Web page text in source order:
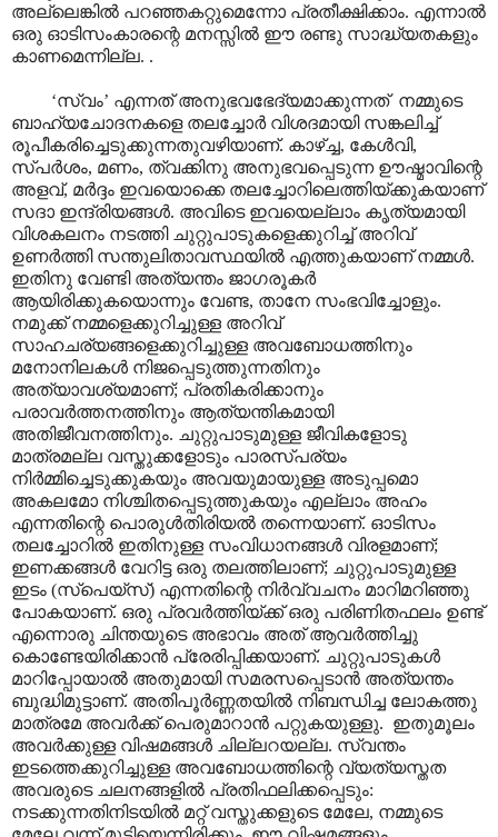
അല്ലെങ്കിൽ പറഞ്ഞകറ്റുമെന്നോ പ്രതീക്ഷിക്കാം. എന്നാൽ
ഒരു ഓടിസംകാരന്റെ മനസ്സിൽ ഈ രണ്ടു സാദ്ധ്യതകളും
കാണമെന്നില്ല. .
‘സ്വം’ എന്നത് അനുഭവഭേദ്യമാക്കുന്നത് നമ്മുടെ
ബാഹ്യചോദനകളെ തലച്ചോർ വിശദമായി സങ്കലിച്ച്
രൂപീകരിച്ചെടുക്കുന്നതുവഴിയാണ്. കാഴ്ച്ച, കേൾവി,
സ്പർശം, മണം, ത്വക്കിനു അനുഭവപ്പെടുന്ന ഊഷ്മാവിന്റെ
അളവ്, മർദ്ദം ഇവയൊക്കെ തലച്ചോറിലെത്തിയ്ക്കുകയാണ്
സദാ ഇന്ദ്രിയങ്ങൾ. അവിടെ ഇവയെല്ലാം കൃത്യമായി
വിശകലനം നടത്തി ചുറ്റുപാടുകളെക്കുറിച്ച് അറിവ്
ഉണർത്തി സന്തുലിതാവസ്ഥയിൽ എത്തുകയാണ് നമ്മൾ.
ഇതിനു വേണ്ടി അത്യന്തം ജാഗരൂകർ
ആയിരിക്കുകയൊന്നും വേണ്ട, താനേ സംഭവിച്ചോളും.
നമുക്ക് നമ്മളെക്കുറിച്ചുള്ള അറിവ്
സാഹചര്യങ്ങളെക്കുറിച്ചുള്ള അവബോധത്തിനും
മനോനിലകൾ നിജപ്പെടുത്തുന്നതിനും
അത്യാവശ്യമാണ്; പ്രതികരിക്കാനും
പരാവർത്തനത്തിനും ആത്യന്തികമായി
അതിജീവനത്തിനും. ചുറ്റുപാടുമുള്ള ജീവികളോടു
മാത്രമല്ല വസ്തുക്കളോടും പാരസ്പര്യം
നിർമ്മിച്ചെടുക്കുകയും അവയുമായുള്ള അടുപ്പമൊ
അകലമോ നിശ്ചിതപ്പെടുത്തുകയും എല്ലാം അഹം
എന്നതിന്റെ പൊരുൾതിരിയൽ തന്നെയാണ്. ഓടിസം
തലച്ചോറിൽ ഇതിനുള്ള സംവിധാനങ്ങൾ വിരളമാണ്;
ഇണക്കങ്ങൾ വേറിട്ട ഒരു തലത്തിലാണ്; ചുറ്റുപാടുമുള്ള
ഇടം (സ്പെയ്സ്) എന്നതിന്റെ നിർവ്വചനം മാറിമറിഞ്ഞു
പോകയാണ്. ഒരു പ്രവർത്തിയ്ക്ക് ഒരു പരിണിതഫലം ഉണ്ട്
എന്നൊരു ചിന്തയുടെ അഭാവം അത് ആവർത്തിച്ചു
കൊണ്ടേയിരിക്കാൻ പ്രേരിപ്പിക്കയാണ്. ചുറ്റുപാടുകൾ
മാറിപ്പോയാൽ അതുമായി സമരസപ്പെടാൻ അത്യന്തം
ബുദ്ധിമുട്ടാണ്. അതിപൂർണ്ണതയിൽ നിബന്ധിച്ച ലോകത്തു
മാത്രമേ അവർക്ക് പെരുമാറാൻ പറ്റുകയുള്ളു. ഇതുമൂലം
അവർക്കുള്ള വിഷമങ്ങൾ ചില്ലറയല്ല. സ്വന്തം
ഇടത്തെക്കുറിച്ചുള്ള അവബോധത്തിന്റെ വ്യത്യസ്തത
അവരുടെ ചലനങ്ങളിൽ പ്രതിഫലിക്കപ്പെടും:
നടക്കുന്നതിനിടയിൽ മറ്റ് വസ്തുക്കളുടെ മേലേ, നമ്മുടെ